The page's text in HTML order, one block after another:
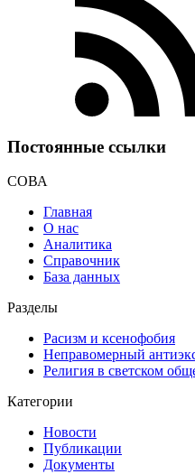
Постоянные ссылки
СОВА
Главная
О нас
Аналитика
Справочник
База данных
Разделы
Расизм и ксенофобия
Неправомерный
Религия в светском
Категории
Новости
Публикации
Документы